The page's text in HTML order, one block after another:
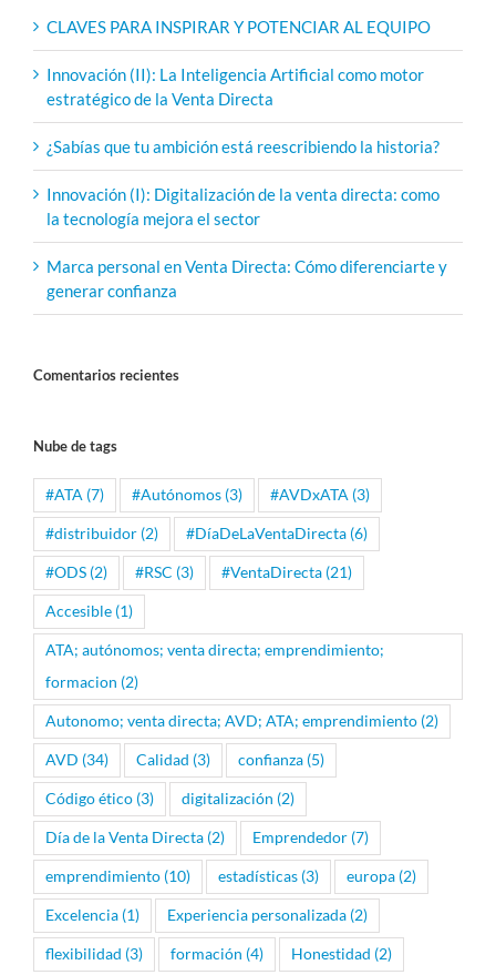
CLAVES PARA INSPIRAR Y POTENCIAR AL EQUIPO
Innovación (II): La Inteligencia Artificial como motor
estratégico de la Venta Directa
¿Sabías que tu ambición está reescribiendo la historia?
Innovación (I): Digitalización de la venta directa: como
la tecnología mejora el sector
Marca personal en Venta Directa: Cómo diferenciarte y
generar confianza
Comentarios recientes
Nube de tags
#ATA (7) #Autónomos (3) #AVDxATA (3)
#distribuidor (2) #DíaDeLaVentaDirecta (6)
#ODS (2) #RSC (3) #VentaDirecta (21)
Accesible (1)
ATA; autónomos; venta directa; emprendimiento;
formacion (2)
Autonomo; venta directa; AVD; ATA; emprendimiento (2)
AVD (34) Calidad (3) confianza (5)
Código ético (3) digitalización (2)
Día de la Venta Directa (2) Emprendedor (7)
emprendimiento (10) estadísticas (3) europa (2)
Excelencia (1) Experiencia personalizada (2)
flexibilidad (3) formación (4) Honestidad (2)